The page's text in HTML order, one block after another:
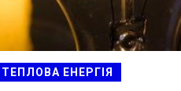
ТЕПЛОВА ЕНЕРГІЯ